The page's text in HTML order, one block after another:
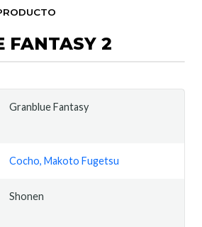
FANTASY 2
Granblue Fantasy
Cocho, Makoto Fugetsu
Shonen